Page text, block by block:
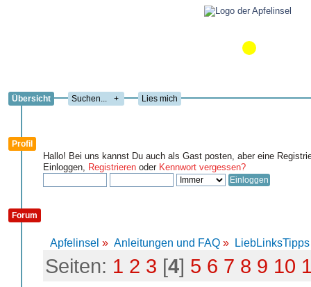
Übersicht + Lies mich
Profil
Hallo! Bei uns kannst Du auch als Gast posten, aber eine
Einloggen, Registrieren oder Kennwort vergessen?
Forum
Apfelinsel » Anleitungen und FAQ » LiebLinksTipps
Seiten: 1 2 3 [4] 5 6 7 8 9 10